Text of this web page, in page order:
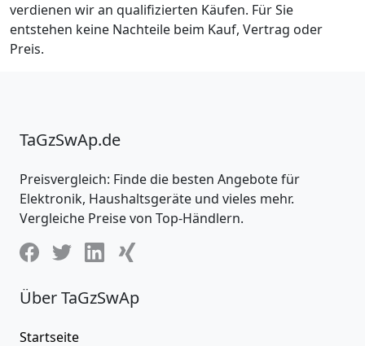
verdienen wir an qualifizierten Käufen. Für Sie
entstehen keine Nachteile beim Kauf, Vertrag oder
Preis.
TaGzSwAp.de
Preisvergleich: Finde die besten Angebote für
Elektronik, Haushaltsgeräte und vieles mehr.
Vergleiche Preise von Top-Händlern.
Über TaGzSwAp
Startseite